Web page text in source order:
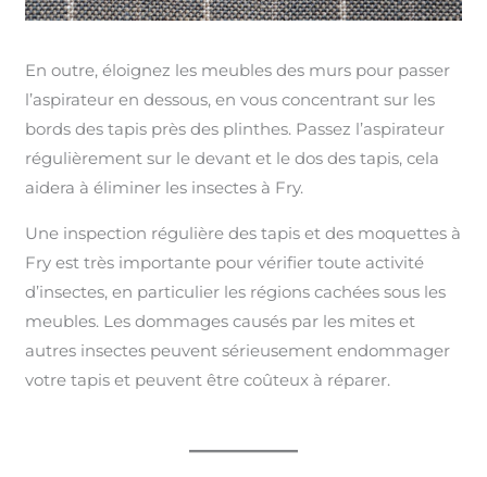
En outre, éloignez les meubles des murs pour passer
l’aspirateur en dessous, en vous concentrant sur les
bords des tapis près des plinthes. Passez l’aspirateur
régulièrement sur le devant et le dos des tapis, cela
aidera à éliminer les insectes à Fry.
Une inspection régulière des tapis et des moquettes à
Fry est très importante pour vérifier toute activité
d’insectes, en particulier les régions cachées sous les
meubles. Les dommages causés par les mites et
autres insectes peuvent sérieusement endommager
votre tapis et peuvent être coûteux à réparer.